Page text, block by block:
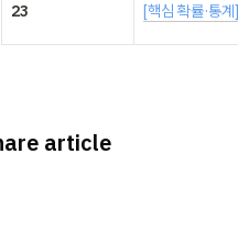
23 [핵심 확률·통계]
article